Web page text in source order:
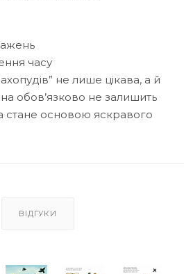
часу
не лише цікава, а й
обов’язково не залишить
стане основою яскравого
ВІДГУКИ